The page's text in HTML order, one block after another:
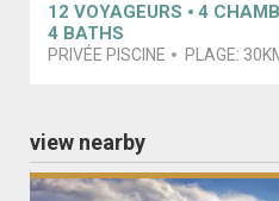
12 VOYAGEURS 4
4 BATHS
PRIVÉE PISCINE PLAGE:
view nearby